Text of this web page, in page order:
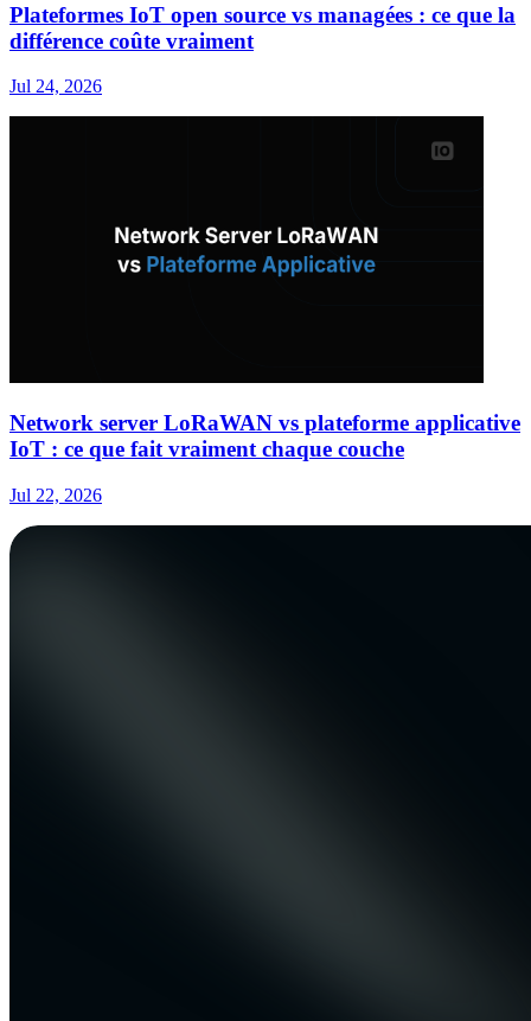
Plateformes IoT open source vs managées : ce que la
différence coûte vraiment
Jul 24, 2026
Network server LoRaWAN vs plateforme applicative
IoT : ce que fait vraiment chaque couche
Jul 22, 2026